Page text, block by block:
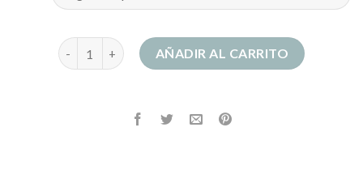
vestidos de madrina cantidadAÑADIR AL CARRITO